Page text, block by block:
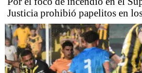
Justicia prohibió papelitos en